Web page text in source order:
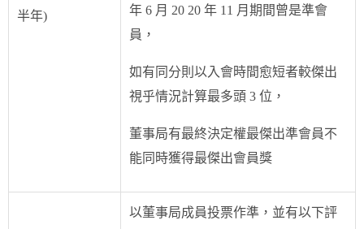
半年)
年 6 月 20 20 年 11 月期間曾是準會
員，
如有同分則以入會時間愈短者較傑出
視乎情況計算最多頭 3 位，
董事局有最終決定權最傑出準會員不
能同時獲得最傑出會員獎
以董事局成員投票作準，並有以下評